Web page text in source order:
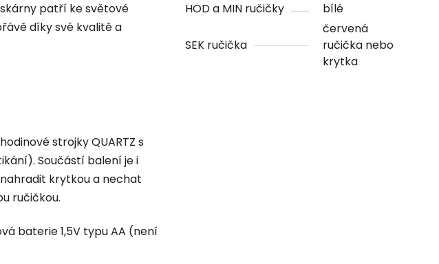
patří ke světové
díky své kvalitě a
strojky QUARTZ s
Součástí balení je i
krytkou a nechat
ručičkou.
baterie 1,5V typu AA (není
HOD a MIN ručičky
bílé
SEK ručička
červená
ručička nebo
krytka